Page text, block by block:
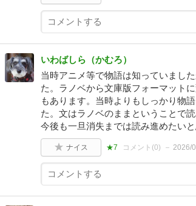
いわばしら（かむろ）
当時アニメ等で物語は知っていまし
た。ラノベから文庫版フォーマット
もあります。当時よりもしっかり物
た。文はラノベのままということで
今後も一旦消失までは読み進めたいと
ナイス ★7 コメント(0) 2026/